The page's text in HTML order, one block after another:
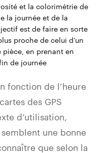
et la colorimétrie de
la journée et de la
est de faire en sorte
proche de celui d’un
en prenant en
de journée
fonction de l’heure
des GPS
d’utilisation,
une bonne
que selon la